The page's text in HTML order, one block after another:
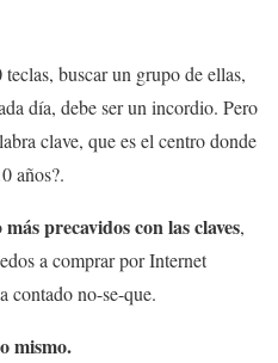
buscar un grupo de ellas,
día, debe ser un incordio. Pero
clave, que es el centro donde
años?.
más precavidos con las claves,
a comprar por Internet
contado no-se-que.
mismo.